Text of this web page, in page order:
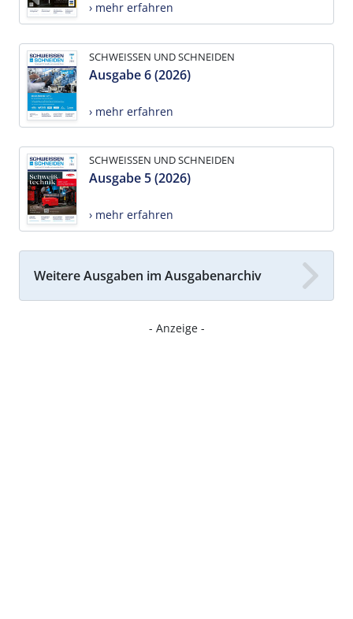
› mehr erfahren
SCHWEISSEN UND SCHNEIDEN
Ausgabe 6 (2026)
› mehr erfahren
SCHWEISSEN UND SCHNEIDEN
Ausgabe 5 (2026)
› mehr erfahren
Weitere Ausgaben im Ausgabenarchiv
- Anzeige -